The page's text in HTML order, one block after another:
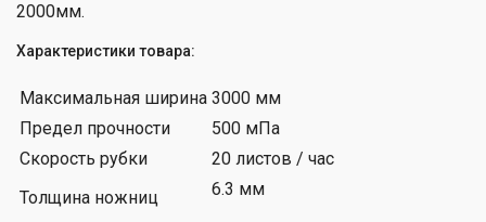
2000мм.
Характеристики товара:
Максимальная ширина 3000 мм
Предел прочности
500 мПа
Скорость рубки
20 листов / час
Толщина ножниц
6.3 мм